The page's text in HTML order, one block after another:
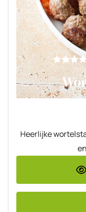
Heerlijke